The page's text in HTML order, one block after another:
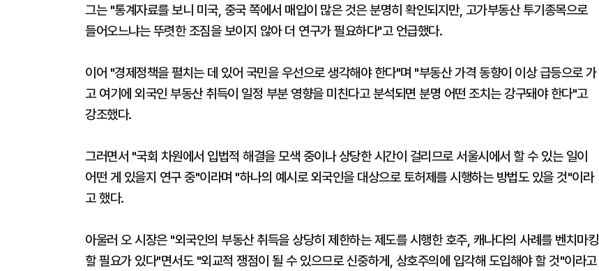
그는 "통계자료를 보니 미국, 중국 쪽에서 매입이 많은 것은 분명히 확인되지만, 고가부동산 투기종목으로
들어오느냐는 뚜렷한 조짐을 보이지 않아 더 연구가 필요하다"고 언급했다.
이어 "경제정책을 펼치는 데 있어 국민을 우선으로 생각해야 한다"며 "부동산 가격 동향이 이상 급등으로 가
고 여기에 외국인 부동산 취득이 일정 부분 영향을 미친다고 분석되면 분명 어떤 조치는 강구돼야 한다"고
강조했다.
그러면서 "국회 차원에서 입법적 해결을 모색 중이나 상당한 시간이 걸리므로 서울시에서 할 수 있는 일이
어떤 게 있을지 연구 중"이라며 "하나의 예시로 외국인을 대상으로 토허제를 시행하는 방법도 있을 것"이라
고 했다.
아울러 오 시장은 "외국인의 부동산 취득을 상당히 제한하는 제도를 시행한 호주, 캐나다의 사례를 벤치마킹
할 필요가 있다"면서도 "외교적 쟁점이 될 수 있으므로 신중하게, 상호주의에 입각해 도입해야 할 것"이라고